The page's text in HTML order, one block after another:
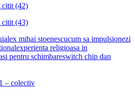
citit (42)
citit (43)
alex mihai stoenescucum sa impulsionezi
experienta religioasa in
pentru schimbareswitch chip dan
– colectiv